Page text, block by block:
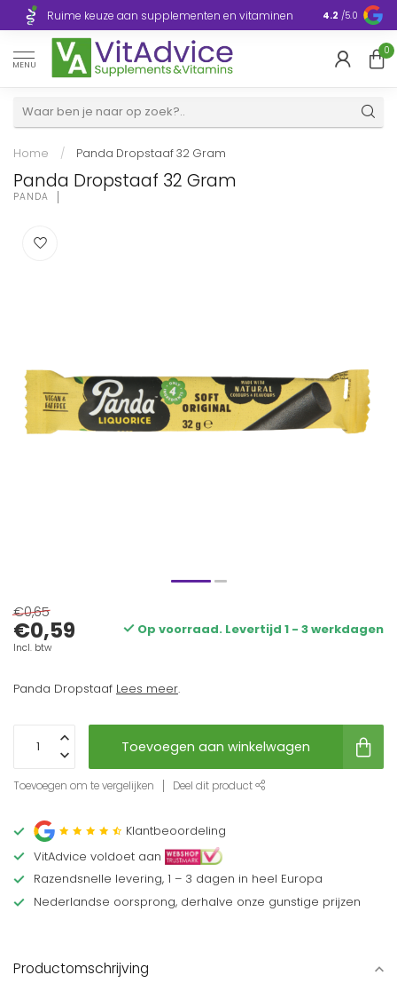
Ruime keuze aan supplementen en vitaminen Europa
4.2 /5.0
MENU
0
Home / Panda Dropstaaf 32 Gram
Panda Dropstaaf 32 Gram
PANDA
€0,65
€0,59
Incl. btw
Op voorraad. Levertijd 1 - 3 werkdagen
Panda Dropstaaf Lees meer.
Toevoegen aan winkelwagen
Toevoegen om te vergelijken Deel dit product
Klantbeoordeling
VitAdvice voldoet aan
Razendsnelle levering, 1 – 3 dagen in heel Europa
Nederlandse oorsprong, derhalve onze gunstige prijzen
Productomschrijving